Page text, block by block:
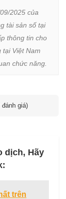
2025 của
tài sản số tại
thông tin cho
tại Việt Nam
chức năng.
đánh giá)
dịch, Hãy
trên